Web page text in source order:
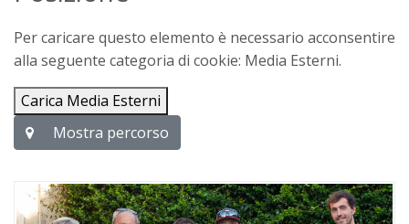
Per caricare questo elemento è necessario acconsentire
alla seguente categoria di cookie: Media Esterni.
Carica Media Esterni
Mostra percorso